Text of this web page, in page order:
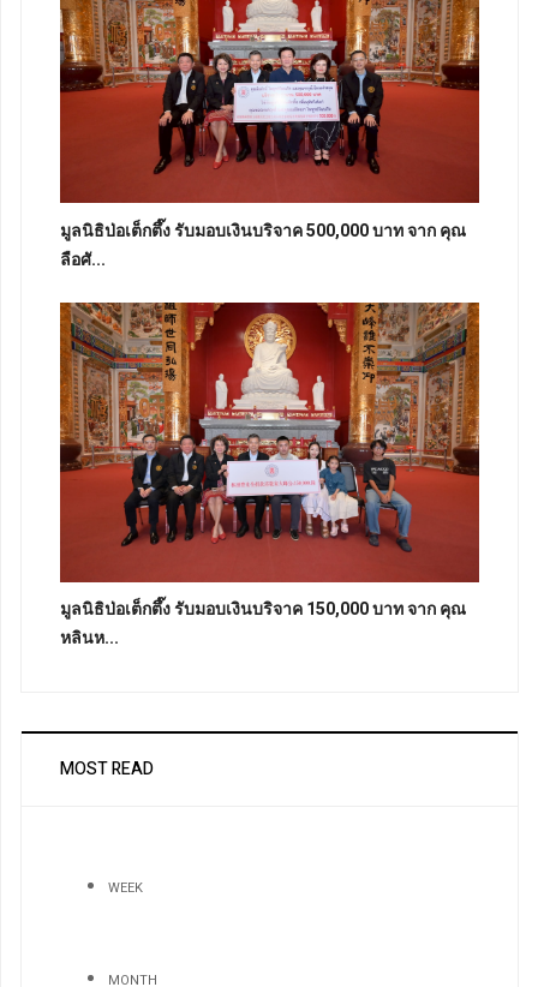
มูลนิธิป่อเต็กตึ๊ง รับมอบเงินบริจาค 500,000 บาท จาก คุณ
ลือศั...
มูลนิธิป่อเต็กตึ๊ง รับมอบเงินบริจาค 150,000 บาท จาก คุณ
หลินห...
MOST READ
WEEK
MONTH